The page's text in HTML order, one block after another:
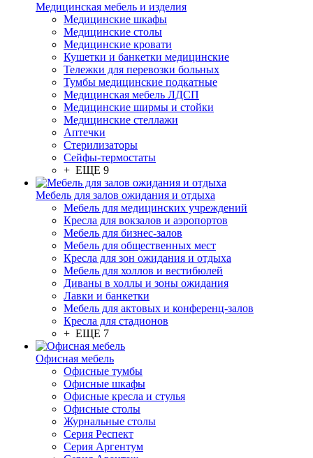
Медицинская мебель и изделия
Медицинские шкафы
Медицинские столы
Медицинские кровати
Кушетки и банкетки медицинские
Тележки для перевозки больных
Тумбы медицинские подкатные
Медицинская мебель ЛДСП
Медицинские ширмы и стойки
Медицинские стеллажи
Аптечки
Стерилизаторы
Сейфы-термостаты
+ ЕЩЕ 9
Мебель для залов ожидания и отдыха
Мебель для медицинских учреждений
Кресла для вокзалов и аэропортов
Мебель для бизнес-залов
Мебель для общественных мест
Кресла для зон ожидания и отдыха
Мебель для холлов и вестибюлей
Диваны в холлы и зоны ожидания
Лавки и банкетки
Мебель для актовых и конференц-залов
Кресла для стадионов
+ ЕЩЕ 7
Офисная мебель
Офисные тумбы
Офисные шкафы
Офисные кресла и стулья
Офисные столы
Журнальные столы
Серия Респект
Серия Аргентум